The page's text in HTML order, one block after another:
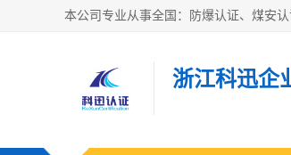
浙江科迅企